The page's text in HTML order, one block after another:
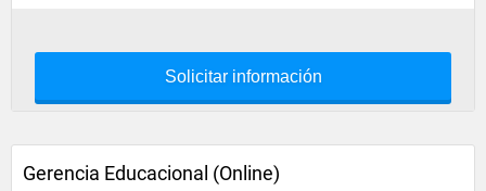
Solicitar información
Gerencia Educacional (Online)